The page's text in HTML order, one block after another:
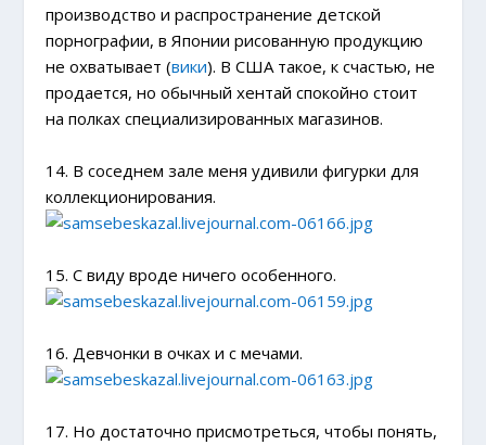
производство и распространение детской
порнографии, в Японии рисованную продукцию
не охватывает (вики). В США такое, к счастью, не
продается, но обычный хентай спокойно стоит
на полках специализированных магазинов.
14. В соседнем зале меня удивили фигурки для
коллекционирования.
15. С виду вроде ничего особенного.
16. Девчонки в очках и с мечами.
17. Но достаточно присмотреться, чтобы понять,